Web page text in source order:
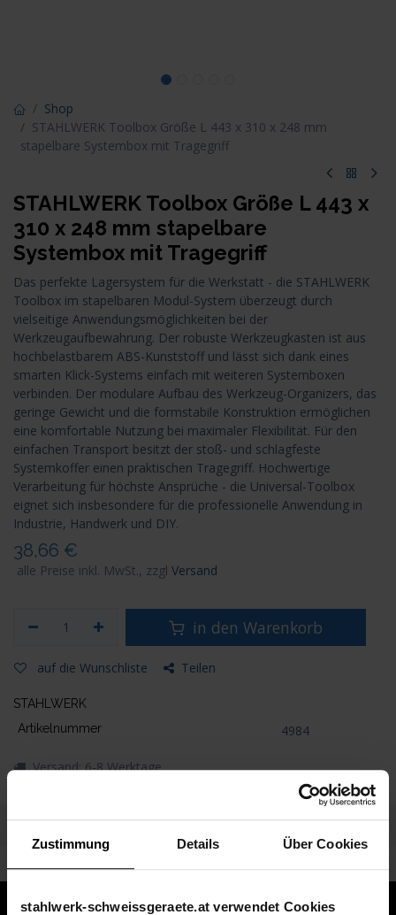
Zustimmung Details Über Cookies
stahlwerk-schweissgeraete.at verwendet Cookies
Shop
STAHLWERK Toolbox Größe L 443 x 310 x 248 mm
stapelbare Systembox mit Tragegriff
STAHLWERK Toolbox Größe L 443 x
310 x 248 mm stapelbare
Systembox mit Tragegriff
Das perfekte Lagersystem für die Werkstatt - die STAHLWERK
Toolbox im stapelbaren Modul-System überzeugt durch
vielseitige Anwendungsmöglichkeiten bei der
Werkzeugaufbewahrung. Der robuste Werkzeugkasten ist aus
hochbelastbarem ABS-Kunststoff und lässt sich dank eines
smarten Klick-Systems einfach mit weiteren Systemboxen
verbinden. Der modulare Aufbau des Werkzeug-Organizers, das
geringe Gewicht und die formstabile Konstruktion ermöglichen
eine komfortable Nutzung bei maximaler Flexibilität. Für den
einfachen Transport besitzt der stoß- und schlagfeste
Systemkoffer einen praktischen Tragegriff. Hochwertige
Verarbeitung für höchste Ansprüche - die Universal-Toolbox
eignet sich insbesondere für die professionelle Anwendung in
Industrie, Handwerk und DIY.
38,66 €
alle Preise inkl. MwSt., zzgl Versand
in den Warenkorb
auf die Wunschliste Teilen
STAHLWERK
Artikelnummer
4984
Versand: 6-8 Werktage
Spezifikationen